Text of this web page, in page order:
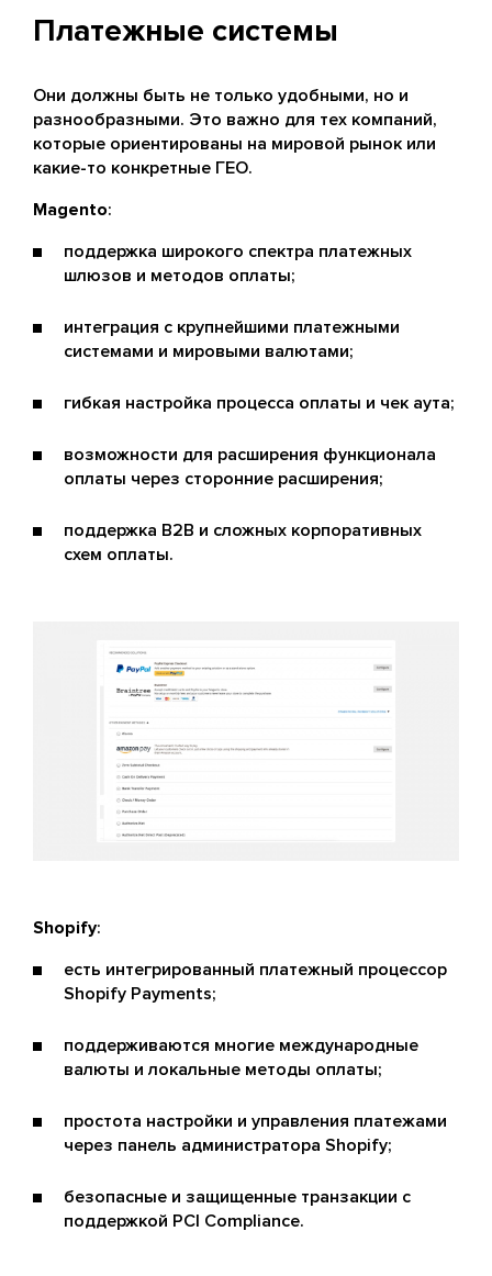
Платежные системы
Они должны быть не только удобными, но и
разнообразными. Это важно для тех компаний,
которые ориентированы на мировой рынок или
какие-то конкретные ГЕО.
Magento:
поддержка широкого спектра платежных
шлюзов и методов оплаты;
интеграция с крупнейшими платежными
системами и мировыми валютами;
гибкая настройка процесса оплаты и чек аута;
возможности для расширения функционала
оплаты через сторонние расширения;
поддержка B2B и сложных корпоративных
схем оплаты.
Shopify:
есть интегрированный платежный процессор
Shopify Payments;
поддерживаются многие международные
валюты и локальные методы оплаты;
простота настройки и управления платежами
через панель администратора Shopify;
безопасные и защищенные транзакции с
поддержкой PCI Compliance.